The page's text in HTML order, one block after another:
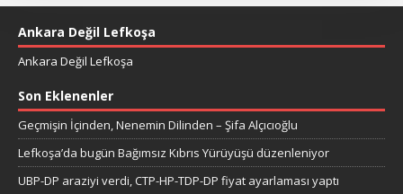
Ankara Değil Lefkoşa
Ankara Değil Lefkoşa
Son Eklenenler
Geçmişin İçinden, Nenemin Dilinden – Şifa Alçıcıoğlu
Lefkoşa’da bugün Bağımsız Kıbrıs Yürüyüşü düzenleniyor
UBP-DP araziyi verdi, CTP-HP-TDP-DP fiyat ayarlaması yaptı